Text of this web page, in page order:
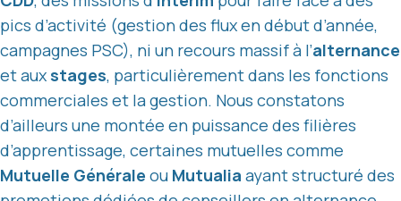
pics d’activité (gestion des flux en début d’année,
campagnes PSC), ni un recours massif à l’alternance
et aux stages, particulièrement dans les fonctions
commerciales et la gestion. Nous constatons
d’ailleurs une montée en puissance des filières
d’apprentissage, certaines mutuelles comme
Mutuelle Générale ou Mutualia ayant structuré des